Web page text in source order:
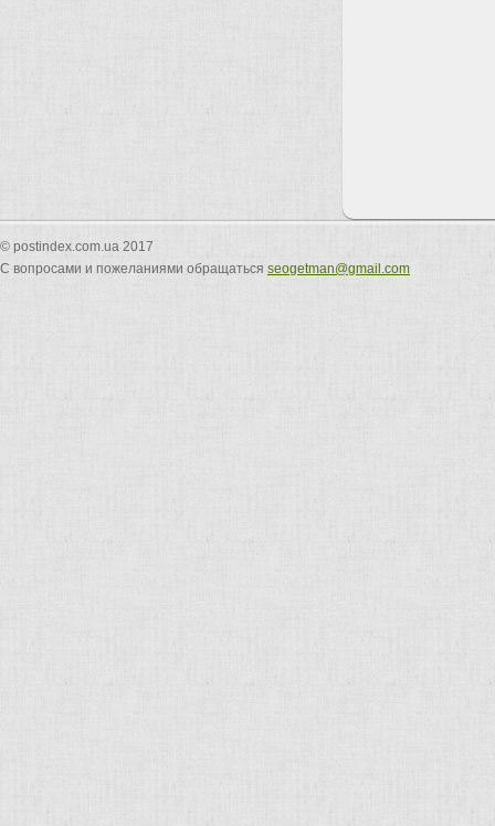
© postindex.com.ua 2017
С вопросами и пожеланиями обращаться seogetman@gmail.com